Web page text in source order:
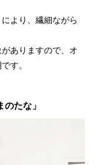
より、繊細ながら
ありますので、オ
す。
たな」